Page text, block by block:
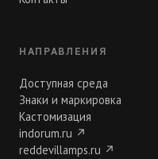
НАПРАВЛЕНИЯ
Доступная среда
Знаки и маркировка
Кастомизация
indorum.ru ↗
reddevillamps.ru ↗